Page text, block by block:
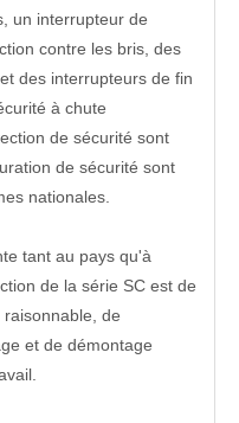
un interrupteur de
contre les bris, des
des interrupteurs de fin
à chute
de sécurité sont
de sécurité sont
nationales.
tant au pays qu'à
de la série SC est de
de
et de démontage